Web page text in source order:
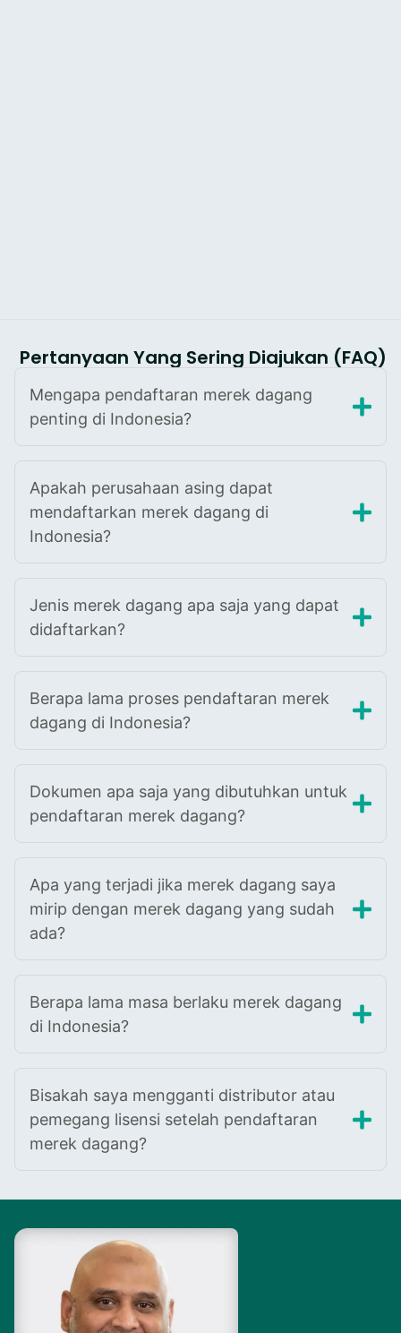
Pertanyaan Yang Sering Diajukan (FAQ)
Mengapa pendaftaran merek dagang
penting di Indonesia?
Apakah perusahaan asing dapat
mendaftarkan merek dagang di
Indonesia?
Jenis merek dagang apa saja yang dapat
didaftarkan?
Berapa lama proses pendaftaran merek
dagang di Indonesia?
Dokumen apa saja yang dibutuhkan untuk
pendaftaran merek dagang?
Apa yang terjadi jika merek dagang saya
mirip dengan merek dagang yang sudah
ada?
Berapa lama masa berlaku merek dagang
di Indonesia?
Bisakah saya mengganti distributor atau
pemegang lisensi setelah pendaftaran
merek dagang?